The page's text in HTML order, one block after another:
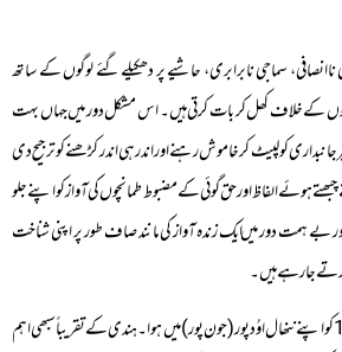
سماجی نابرابری، حاشیے پر دھکیلے گئے لوگوں کے ساتھ
کے خلاف کھل کر بات کرتی ہیں۔ اس مشکل دور میں جہاں بہت
کو لپیٹ کر خاموش رہنے اور اندر ہی اندر کڑھنے کو ترجیح دی
ہوئے الفاظ اور حق گوئی کے مضبوط طمانچوں کی آواز کو اپنے جلو
ہمت دور میں ایک زندہ آواز کی مانند صاف طور پر اپنی شناخت
جارہے ہیں۔
وہاگ ویبھو کا جنم 30 اگست 1994 کو اپنے ننھال اوُد پور (جون پور) میں ہوا۔ہندی کے تقریباً سبھی اہم